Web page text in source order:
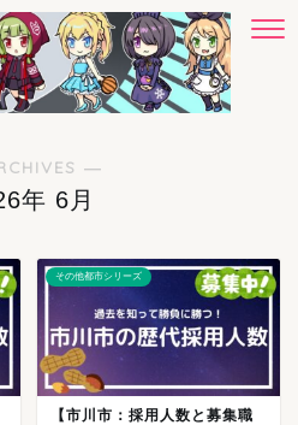
―
年 6月
その他都市シリーズ
【市川市：採用人数と募集職